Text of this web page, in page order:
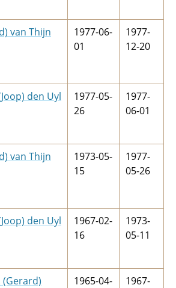
van Thijn
1977-06-
01
1977-
12-20
den Uyl
1977-05-
26
1977-
06-01
van Thijn
1973-05-
15
1977-
05-26
den Uyl
1967-02-
16
1973-
05-11
(Gerard)
1965-04-
1967-